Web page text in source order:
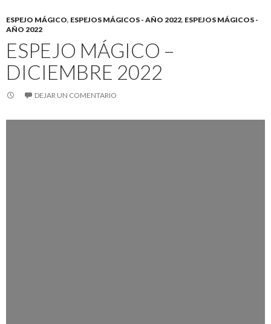
ESPEJO MÁGICO, ESPEJOS MÁGICOS - AÑO 2022, ESPEJOS MÁGICOS -
AÑO 2022
ESPEJO MÁGICO –
DICIEMBRE 2022
DEJAR UN COMENTARIO